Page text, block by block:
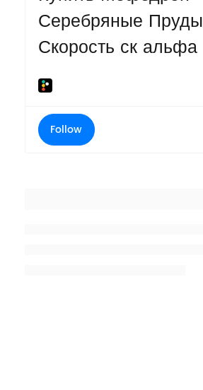
Серебряные Пруды
Скорость ск альфа
Follow